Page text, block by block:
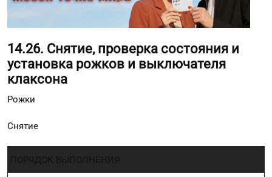
14.26. Снятие, проверка состояния и
установка рожков и выключателя
клаксона
Рожки
Снятие